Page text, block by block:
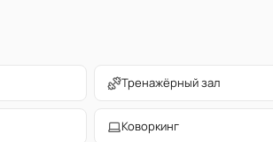
Тренажёрный зал
Коворкинг